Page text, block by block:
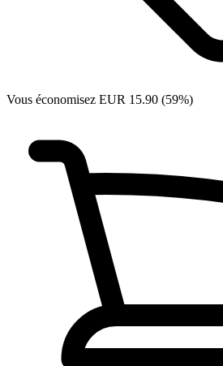
Vous économisez EUR 15.90 (59%)